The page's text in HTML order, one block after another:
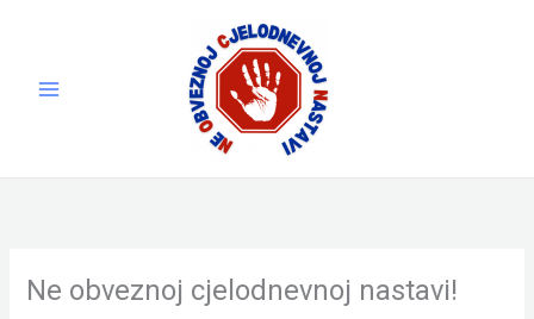
Ne obveznoj cjelodnevnoj nastavi!